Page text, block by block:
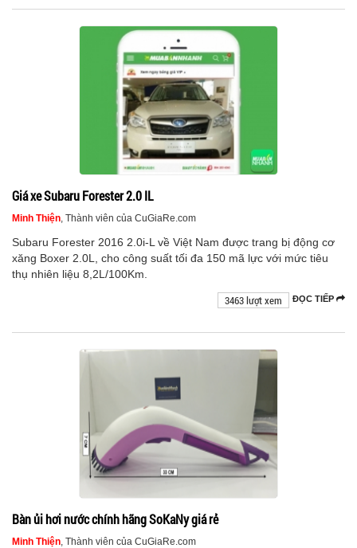
Giá xe Subaru Forester 2.0 IL
Minh Thiện, Thành viên của CuGiaRe.com
Subaru Forester 2016 2.0i-L về Việt Nam được trang bị động cơ
xăng Boxer 2.0L, cho công suất tối đa 150 mã lực với mức tiêu
thụ nhiên liệu 8,2L/100Km.
ĐỌC TIẾP
3463 lượt xem
Bàn ủi hơi nước chính hãng SoKaNy giá rẻ
Minh Thiện, Thành viên của CuGiaRe.com